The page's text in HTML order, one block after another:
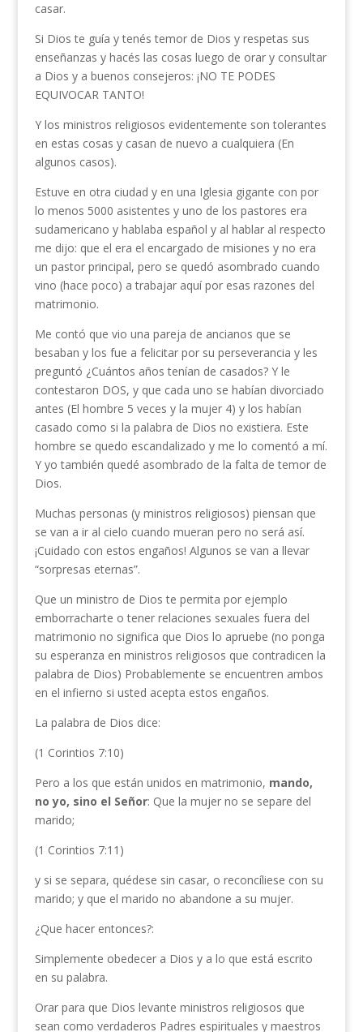
casar.
Si Dios te guía y tenés temor de Dios y respetas sus
enseñanzas y hacés las cosas luego de orar y consultar
a Dios y a buenos consejeros: ¡NO TE PODES
EQUIVOCAR TANTO!
Y los ministros religiosos evidentemente son tolerantes
en estas cosas y casan de nuevo a cualquiera (En
algunos casos).
Estuve en otra ciudad y en una Iglesia gigante con por
lo menos 5000 asistentes y uno de los pastores era
sudamericano y hablaba español y al hablar al respecto
me dijo: que el era el encargado de misiones y no era
un pastor principal, pero se quedó asombrado cuando
vino (hace poco) a trabajar aquí por esas razones del
matrimonio.
Me contó que vio una pareja de ancianos que se
besaban y los fue a felicitar por su perseverancia y les
preguntó ¿Cuántos años tenían de casados? Y le
contestaron DOS, y que cada uno se habían divorciado
antes (El hombre 5 veces y la mujer 4) y los habían
casado como si la palabra de Dios no existiera. Este
hombre se quedo escandalizado y me lo comentó a mí.
Y yo también quedé asombrado de la falta de temor de
Dios.
Muchas personas (y ministros religiosos) piensan que
se van a ir al cielo cuando mueran pero no será así.
¡Cuidado con estos engaños! Algunos se van a llevar
“sorpresas eternas”.
Que un ministro de Dios te permita por ejemplo
emborracharte o tener relaciones sexuales fuera del
matrimonio no significa que Dios lo apruebe (no ponga
su esperanza en ministros religiosos que contradicen la
palabra de Dios) Probablemente se encuentren ambos
en el infierno si usted acepta estos engaños.
La palabra de Dios dice:
(1 Corintios 7:10)
Pero a los que están unidos en matrimonio, mando,
no yo, sino el Señor: Que la mujer no se separe del
marido;
(1 Corintios 7:11)
y si se separa, quédese sin casar, o reconcíliese con su
marido; y que el marido no abandone a su mujer.
¿Que hacer entonces?:
Simplemente obedecer a Dios y a lo que está escrito
en su palabra.
Orar para que Dios levante ministros religiosos que
sean como verdaderos Padres espirituales y maestros